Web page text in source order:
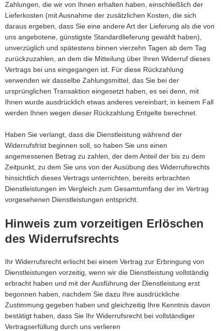
Zahlungen, die wir von Ihnen erhalten haben, einschließlich der
Lieferkosten (mit Ausnahme der zusätzlichen Kosten, die sich
daraus ergeben, dass Sie eine andere Art der Lieferung als die von
uns angebotene, günstigste Standardlieferung gewählt haben),
unverzüglich und spätestens binnen vierzehn Tagen ab dem Tag
zurückzuzahlen, an dem die Mitteilung über Ihren Widerruf dieses
Vertrags bei uns eingegangen ist. Für diese Rückzahlung
verwenden wir dasselbe Zahlungsmittel, das Sie bei der
ursprünglichen Transaktion eingesetzt haben, es sei denn, mit
Ihnen wurde ausdrücklich etwas anderes vereinbart; in keinem Fall
werden Ihnen wegen dieser Rückzahlung Entgelte berechnet.
Haben Sie verlangt, dass die Dienstleistung während der
Widerrufsfrist beginnen soll, so haben Sie uns einen
angemessenen Betrag zu zahlen, der dem Anteil der bis zu dem
Zeitpunkt, zu dem Sie uns von der Ausübung des Widerrufsrechts
hinsichtlich dieses Vertrags unterrichten, bereits erbrachten
Dienstleistungen im Vergleich zum Gesamtumfang der im Vertrag
vorgesehenen Dienstleistungen entspricht.
Hinweis zum vorzeitigen Erlöschen
des Widerrufsrechts
Ihr Widerrufsrecht erlischt bei einem Vertrag zur Erbringung von
Dienstleistungen vorzeitig, wenn wir die Dienstleistung vollständig
erbracht haben und mit der Ausführung der Dienstleistung erst
begonnen haben, nachdem Sie dazu Ihre ausdrückliche
Zustimmung gegeben haben und gleichzeitig Ihre Kenntnis davon
bestätigt haben, dass Sie Ihr Widerrufsrecht bei vollständiger
Vertragserfüllung durch uns verlieren